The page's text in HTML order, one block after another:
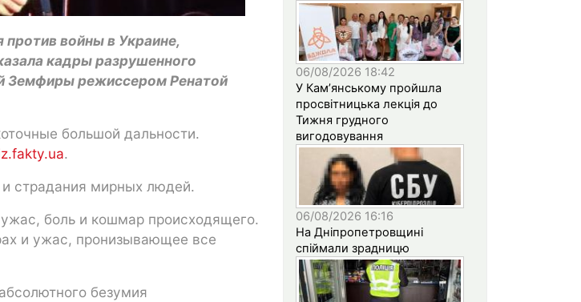
войны в Украине,
кадры разрушенного
Земфиры режиссером Ренатой
большой дальности.
.
страдания мирных людей.
ужас, боль и кошмар происходящего.
и ужас, пронизывающее все
безумия
06/08/2026 18:42
У Кам’янському пройшла
просвітницька лекція до
Тижня грудного
вигодовування
06/08/2026 16:16
На Дніпропетровщині
спіймали зрадницю